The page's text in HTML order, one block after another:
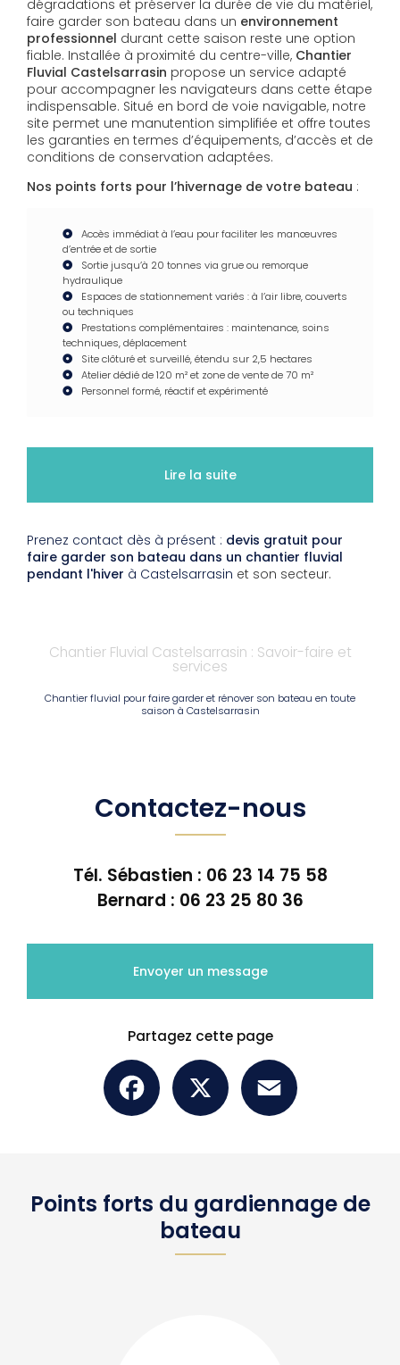
dégradations et préserver la durée de vie du matériel,
faire garder son bateau dans un environnement
professionnel durant cette saison reste une option
fiable. Installée à proximité du centre-ville, Chantier
Fluvial Castelsarrasin propose un service adapté
pour accompagner les navigateurs dans cette étape
indispensable. Situé en bord de voie navigable, notre
site permet une manutention simplifiée et offre toutes
les garanties en termes d’équipements, d’accès et de
conditions de conservation adaptées.
Nos points forts pour l’hivernage de votre bateau :
Accès immédiat à l’eau pour faciliter les manœuvres
d’entrée et de sortie
Sortie jusqu’à 20 tonnes via grue ou remorque
hydraulique
Espaces de stationnement variés : à l’air libre, couverts
ou techniques
Prestations complémentaires : maintenance, soins
techniques, déplacement
Site clôturé et surveillé, étendu sur 2,5 hectares
Atelier dédié de 120 m² et zone de vente de 70 m²
Personnel formé, réactif et expérimenté
Lire la suite
Prenez contact dès à présent : devis gratuit pour
faire garder son bateau dans un chantier fluvial
pendant l'hiver à Castelsarrasin et son secteur.
Chantier Fluvial Castelsarrasin : Savoir-faire et
services
Chantier fluvial pour faire garder et rénover son bateau en toute
saison à Castelsarrasin
Contactez-nous
Tél. Sébastien : 06 23 14 75 58
Bernard : 06 23 25 80 36
Envoyer un message
Partagez cette page
Facebook
Points forts du gardiennage de
bateau